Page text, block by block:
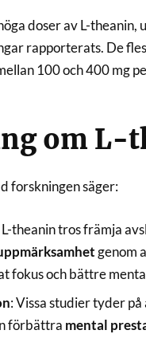
doser av L-theanin,
rapporterats. De
100 och 400 mg
om L-
forskningen säger:
L-theanin tros främja
genom
fokus och bättre
: Vissa studier tyder
förbättra mental